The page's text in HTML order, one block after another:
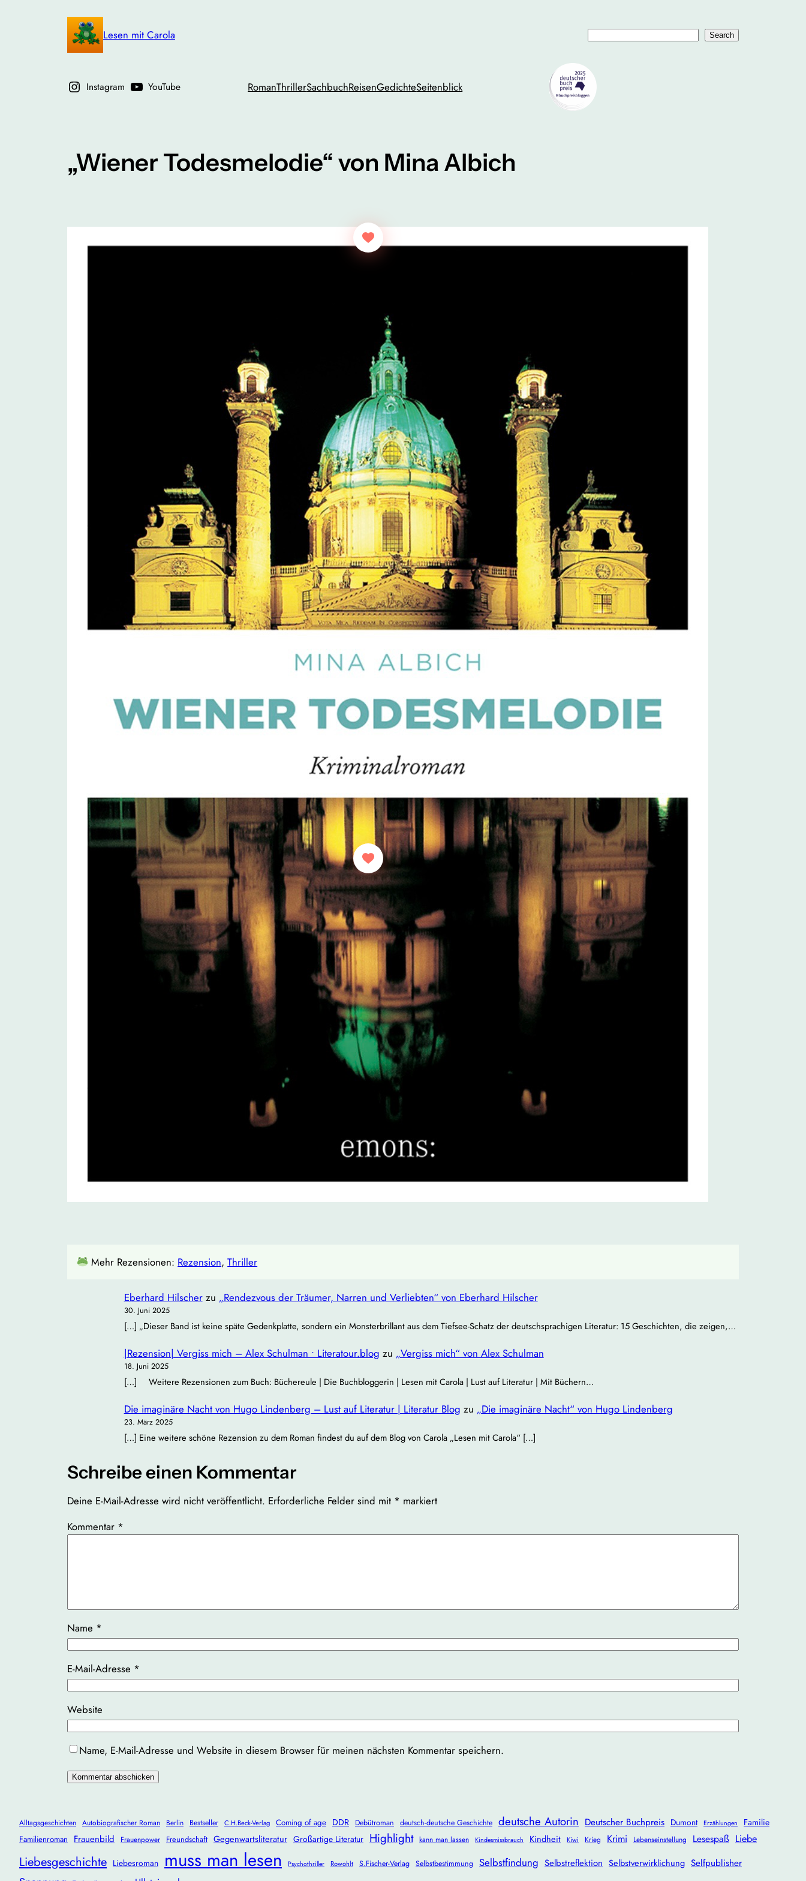
Lesen mit Carola Search
Instagram YouTube RomanThrillerSachbuchReisenGedichteSeitenblick
„Wiener Todesmelodie“ von Mina Albich
Die Melodie der Stadt Wien erwacht in mir beim lesen dieses Buches. Der
Charme der Kaffeehäuser mit seinem unverkennbaren Duft. Dem Klappern
der Kaffeetassen, dem vorbeihuschenden Ober, den Zeitungstischchen
und dem leisen Knarren der Thonetstühle.
Kaffeehäuser diese Orte „in denen Zeit und Raum konsumiert werden,
aber nur der Kaffee auf der Rechnung steht“.
Untermalt wird diese Szenerie mit der Musik des weltberühmten
Klaviervirtuosen Franz Liszt.
Doch es handelt sich hier nicht um eine Künstlerbiografie. Die Autorin
Mina Albich fängt die Wiener Atmosphäre in ihrem Cosy-Crime „Wiener
Todesmelodie“ treffsicher ein und liefert dazu noch einen Mord –
Freihaus sozusagen.
Sie verschafft mir eine zweite Begegnung mit Ermittler Grohsman und
seinem Team. Mit an Bord und dieses Mal in einer lebenswichtigen Rolle
ist Grohsmans lustiger Irokesenhund Sally.
Nach einem illustreren Kulturgenuss wird die Leiche eines jungen
Starpianisten im Kofferraum seiner Freundin gefunden. Dorothea, selbst
Pianistin und immer dicht am Nervenzusammenbruch, gerät schnell in
unübersichtlich.
ermittelt. Ausnahmsweise habe ich richtig gelegen, Hut ab vor mir selbst.
Ein handwerklich gut gemachter Krimi, der für mich vielleicht etwas zu viel
einigen erfährt der Leser kaum mehr als den Namen und das hat,
zumindest für mich, seinen Charme.
Krimis in denen häufig der Ermittler mehr Probleme hat als der
Verbrecher gibt es wie Sand am Meer.
Mehr Rezensionen: Rezension, Thriller
Eberhard Hilscherzu „Rendezvous der Träumer, Narren und Verliebten“ von Eberhard Hilscher
30. Juni 2025
[…] „Dieser Band ist keine späte Gedenkplatte, sondern ein Monsterbrillant aus dem Tiefsee‐Schatz der deutschsprachigen Literatur: 15 Geschichten, die zeigen,…
|Rezension| Vergiss mich – Alex Schulman • Literatour.blog zu „Vergiss mich“ von Alex Schulman
18. Juni 2025
[…] Weitere Rezensionen zum Buch: Büchereule | Die Buchbloggerin | Lesen mit Carola | Lust auf Literatur | Mit Büchern…
Die imaginäre Nacht von Hugo Lindenberg – Lust auf Literatur | Literatur Blog zu „Die imaginäre Nacht“ von Hugo Lindenberg
23. März 2025
[…] Eine weitere schöne Rezension zu dem Roman findest du auf dem Blog von Carola „Lesen mit Carola“ […]
Schreibe einen Kommentar
Deine E-Mail-Adresse wird nicht veröffentlicht. Erforderliche Felder sind mit * markiert
Kommentar *
Name *
E-Mail-Adresse *
Website
Name, E-Mail-Adresse und Website in diesem Browser für meinen nächsten Kommentar speichern.
Alltagsgeschichten Autobiografischer Roman Berlin Bestseller C.H.Beck-Verlag Coming of age DDR Debütroman deutsch-deutsche Geschichte deutsche Autorin Deutscher Buchpreis Dumont Erzählungen Familie
Familienroman Frauenbild Frauenpower Freundschaft Gegenwartsliteratur Großartige Literatur Highlight kann man lassen Kindesmissbrauch Kindheit Kiwi Krieg Krimi Lebenseinstellung Lesespaß Liebe
Liebesgeschichte Liebesroman muss man lesen Psychothriller Rowohlt S.Fischer-Verlag Selbstbestimmung Selbstfindung Selbstreflektion Selbstverwirklichung Selfpublisher